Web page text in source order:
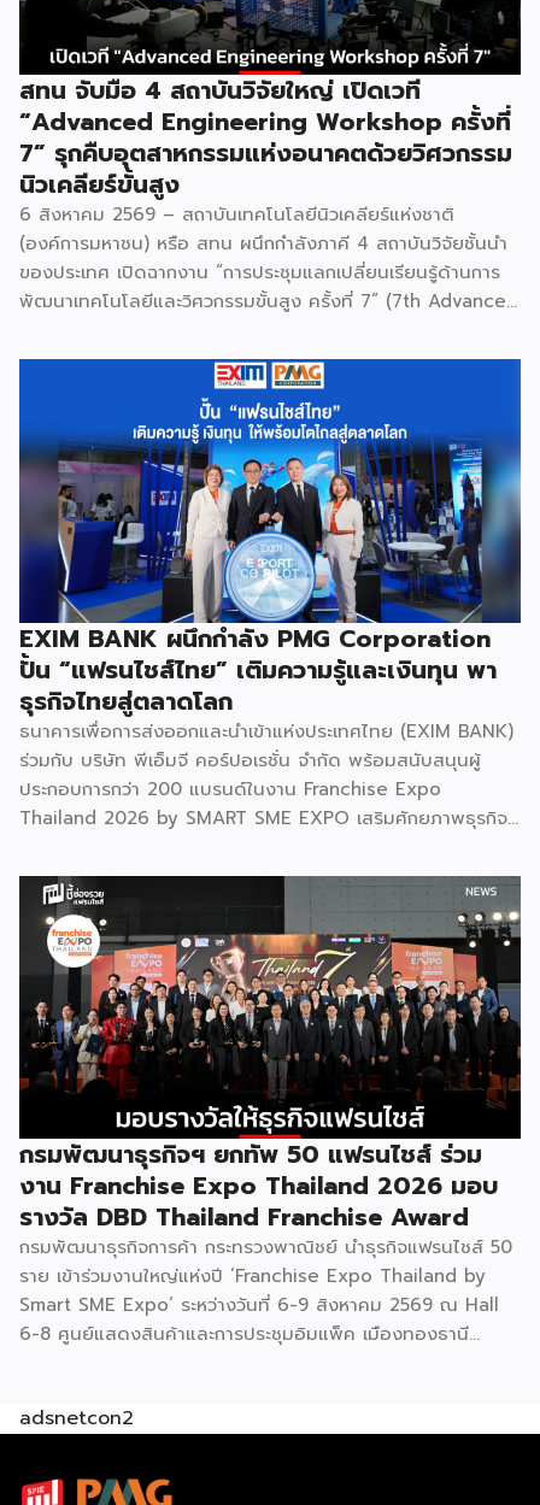
สทน จับมือ 4 สถาบันวิจัยใหญ่ เปิดเวที
“Advanced Engineering Workshop ครั้งที่
7” รุกคืบอุตสาหกรรมแห่งอนาคตด้วยวิศวกรรม
นิวเคลียร์ขั้นสูง
6 สิงหาคม 2569 – สถาบันเทคโนโลยีนิวเคลียร์แห่งชาติ
(องค์การมหาชน) หรือ สทน ผนึกกำลังภาคี 4 สถาบันวิจัยชั้นนำ
ของประเทศ เปิดฉากงาน “การประชุมแลกเปลี่ยนเรียนรู้ด้านการ
พัฒนาเทคโนโลยีและวิศวกรรมขั้นสูง ครั้งที่ 7” (7th Advanced
โดยมี สถาบันเทคโนโลยีนิวเคลียร์แห่งชาติ (องค์การมหาชน) หรือ
สทน. รับหน้าที่เป็นเจ้าภาพหลัก ณ สำนักงาน สทน. องครักษ์ เพื่อ
มุ่งระดมสมองวิศวกรและนักวิจัยไทยในการยกระดับเครื่องมือ
วิทยาศาสตร์ขั้นสูง และสร้างเสถียรภาพทางเทคโนโลยี
(National Resilience) ให้แก่ประเทศอย่างยั่งยืน ศ.ดร.ยศชนัน
วงศ์สวัสดิ์ รัฐมนตรีว่าการกระทรวง อว. ประธานในพิธีเปิดเปิดเผย
ว่า “การประชุมในครั้งนี้เป็นหมุดหมายสำคัญในการหลอมรวมความ
เชี่ยวชาญของ 4 สถาบันใหญ่ เพื่อขับเคลื่อนจากงานวิจัยพื้นฐาน
ไปสู่การสร้างมูลค่าเชิงอุตสาหกรรม โดยมุ่งสร้างเครือข่ายวิศวกร
สมรรถนะสูงที่จะเป็นฐานกำลังในการพัฒนาเทคโนโลยีเชิง
ยุทธศาสตร์ (Strategic Technologies) รองรับอุตสาหกรรม
แห่งอนาคต และพาประเทศก้าวทะยานสู่เวทีโลกได้อย่างภาคภูมิ”
ไฮไลต์สำคัญของการจัดงานในครั้งนี้ […]
EXIM BANK ผนึกกำลัง PMG Corporation
ปั้น “แฟรนไชส์ไทย” เติมความรู้และเงินทุน พา
ธุรกิจไทยสู่ตลาดโลก
ธนาคารเพื่อการส่งออกและนำเข้าแห่งประเทศไทย (EXIM BANK)
ร่วมกับ บริษัท พีเอ็มจี คอร์ปอเรชั่น จำกัด พร้อมสนับสนุนผู้
ประกอบการกว่า 200 แบรนด์ในงาน Franchise Expo
Thailand 2026 by SMART SME EXPO เสริมศักยภาพธุรกิจ
บริหารธุรกิจ การวางแผนการเงิน และการบริหารความเสี่ยง
เตรียมความพร้อมสำหรับการขยายตลาดสู่ต่างประเทศ โดยการ
จัดงานครั้งนี้คาดว่าจะสร้างมูลค่าทางเศรษฐกิจราว 220 ล้านบาท
แฟรนไชส์ไม่ใช่เพียงโมเดลธุรกิจ แต่คือ โอกาสในการต่อยอด
แบรนด์ไทยให้ก้าวสู่ตลาดใหม่ EXIM BANK จึงผนึกกำลัง
พันธมิตร สนับสนุนผู้ประกอบการไทยให้พร้อม ขยายธุรกิจ สร้าง
แบรนด์ และเปิดตลาดต่างประเทศ EXIM BANK พร้อมร่วมเดิน
ทางสู่การเปิดตลาดใหม่ เพื่อพา “แฟรนไชส์ไทย” เติบโตไกลใน
ตลาดโลก ด้วยบทบาท Export Co-pilot ที่พร้อมเคียงข้าง
ธุรกิจไทยในทุกเส้นทาง FacebookFacebookXXLINELine
กรมพัฒนาธุรกิจฯ ยกทัพ 50 แฟรนไชส์ ร่วม
งาน Franchise Expo Thailand 2026 มอบ
รางวัล DBD Thailand Franchise Award
กรมพัฒนาธุรกิจการค้า กระทรวงพาณิชย์ นำธุรกิจแฟรนไชส์ 50
ราย เข้าร่วมงานใหญ่แห่งปี ‘Franchise Expo Thailand by
Smart SME Expo’ ระหว่างวันที่ 6-9 สิงหาคม 2569 ณ Hall
6-8 ศูนย์แสดงสินค้าและการประชุมอิมแพ็ค เมืองทองธานี
ของกรมฯ นายพูนพงษ์ นัยนาภากรณ์ อธิบดีกรมพัฒนาธุรกิจ
“งานแฟรนไชส์ เอ็กซ์โป ไทยแลนด์ บาย สมาร์ท เอสเอ็มอี เอ็กซ์
adsnetcon2